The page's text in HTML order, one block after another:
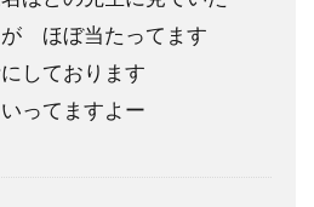
が ほぼ当たってます
しております
ってますよー